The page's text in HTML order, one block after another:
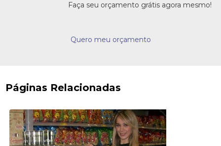
Faça seu orçamento grátis agora mesmo!
Quero meu orçamento
Páginas Relacionadas